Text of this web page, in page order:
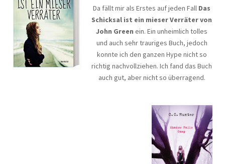
Da fällt mir als Erstes auf jeden Fall Das
Schicksal ist ein mieser Verräter von
John Green ein. Ein unheimlich tolles
und auch sehr trauriges Buch, jedoch
konnte ich den ganzen Hype nicht so
richtig nachvollziehen. Ich fand das Buch
auch gut, aber nicht so überragend.